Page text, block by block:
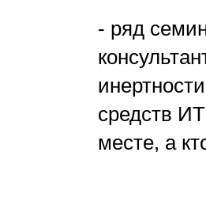
- ряд
средств
месте, а